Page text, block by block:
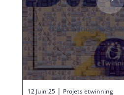
B.A.G. ( Bridging Art
12 Juin 25| Projets etwinning